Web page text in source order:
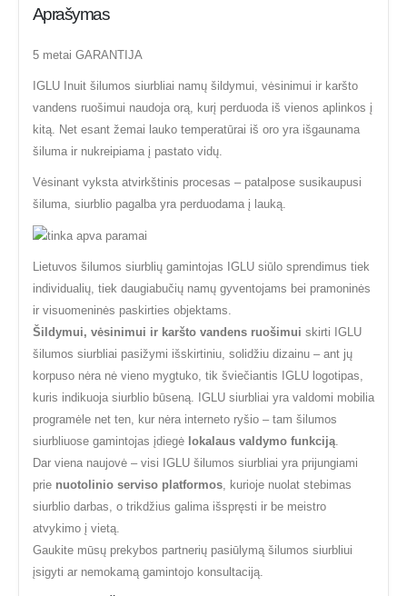
Aprašymas
5 metai GARANTIJA
IGLU Inuit šilumos siurbliai namų šildymui, vėsinimui ir karšto
vandens ruošimui naudoja orą, kurį perduoda iš vienos aplinkos į
kitą. Net esant žemai lauko temperatūrai iš oro yra išgaunama
šiluma ir nukreipiama į pastato vidų.
Vėsinant vyksta atvirkštinis procesas – patalpose susikaupusi
šiluma, siurblio pagalba yra perduodama į lauką.
Lietuvos šilumos siurblių gamintojas IGLU siūlo sprendimus tiek
individualių, tiek daugiabučių namų gyventojams bei pramoninės
ir visuomeninės paskirties objektams.
Šildymui, vėsinimui ir karšto vandens ruošimui skirti IGLU
šilumos siurbliai pasižymi išskirtiniu, solidžiu dizainu – ant jų
korpuso nėra nė vieno mygtuko, tik šviečiantis IGLU logotipas,
kuris indikuoja siurblio būseną. IGLU siurbliai yra valdomi mobilia
programėle net ten, kur nėra interneto ryšio – tam šilumos
siurbliuose gamintojas įdiegė lokalaus valdymo funkciją
Dar viena naujovė – visi IGLU šilumos siurbliai yra prijungiami
prie nuotolinio serviso platformos , kurioje nuolat stebimas
siurblio darbas, o trikdžius galima išspręsti ir be meistro
atvykimo į vietą.
Gaukite mūsų prekybos partnerių pasiūlymą šilumos siurbliui
įsigyti ar nemokamą gamintojo konsultaciją.